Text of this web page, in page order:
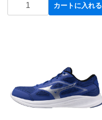
カートに入れる